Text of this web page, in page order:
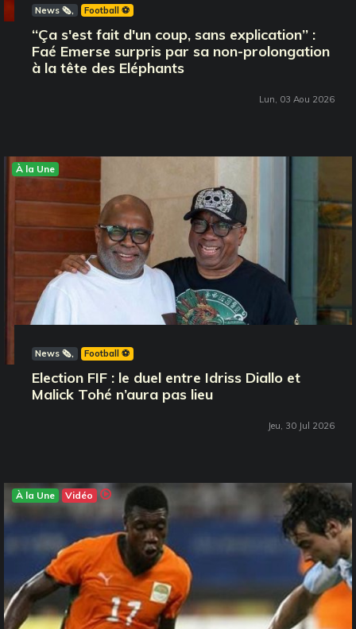
News 🗞️ Football ⚽️
‘‘Ça s'est fait d'un coup, sans explication’’ :
Faé Emerse surpris par sa non-prolongation
à la tête des Eléphants
Lun, 03 Aou 2026
À la Une
News 🗞️ Football ⚽️
Election FIF : le duel entre Idriss Diallo et
Malick Tohé n’aura pas lieu
Jeu, 30 Jul 2026
À la Une Vidéo